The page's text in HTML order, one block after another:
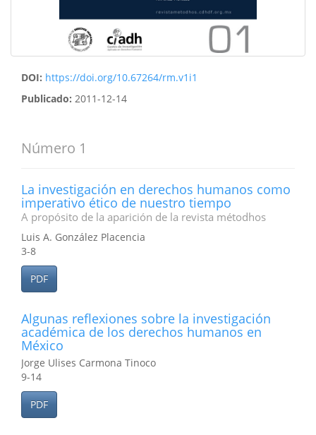
DOI: https://doi.org/10.67264/rm.v1i1
Publicado: 2011-12-14
Número 1
La investigación en derechos humanos como
imperativo ético de nuestro tiempo
A propósito de la aparición de la revista métodhos
Luis A. González Placencia
3-8
PDF
Algunas reflexiones sobre la investigación
académica de los derechos humanos en
México
Jorge Ulises Carmona Tinoco
9-14
PDF